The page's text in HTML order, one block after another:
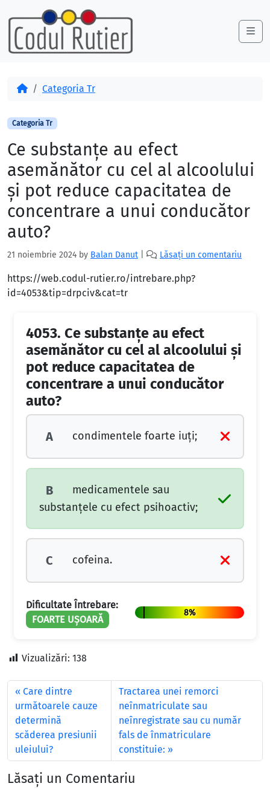
Skip to content
Skip to footer
AcasăCategoria Tr
Categoria Tr
Ce substanțe au efect
asemănător cu cel al alcoolului
și pot reduce capacitatea de
concentrare a unui conducător
auto?
21 noiembrie 2024 by Balan Danut Lăsați un comentariu
https://web.codul-rutier.ro/intrebare.php?
id=4053&tip=drpciv&cat=tr
4053. Ce substanțe au efect
asemănător cu cel al alcoolului și
pot reduce capacitatea de
concentrare a unui conducător
auto?
A condimentele foarte iuți;
B
medicamentele sau
substanțele cu efect psihoactiv;
C cofeina.
Dificultate Întrebare:
FOARTE UȘOARĂ
8%
Vizualizări: 138
Care dintre
următoarele cauze
determină
scăderea presiunii
uleiului?
Tractarea unei remorci
neînmatriculate sau
neînregistrate sau cu număr
fals de înmatriculare
constituie:
Lăsați un Comentariu